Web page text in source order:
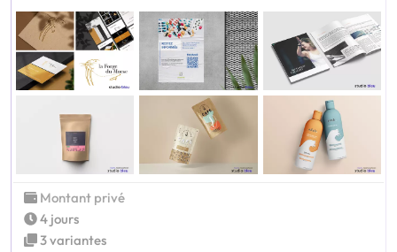
Montant privé
4 jours
3 variantes